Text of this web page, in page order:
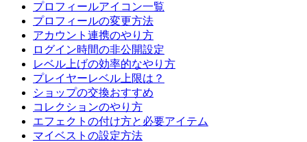
プロフィールアイコン一覧
プロフィールの変更方法
アカウント連携のやり方
ログイン時間の非公開設定
レベル上げの効率的なやり方
プレイヤーレベル上限は？
ショップの交換おすすめ
コレクションのやり方
エフェクトの付け方と必要アイテム
マイベストの設定方法